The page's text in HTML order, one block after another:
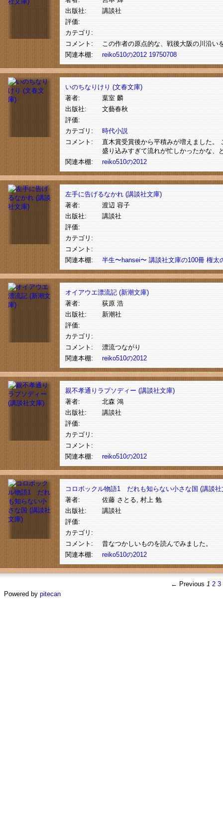
出版社:
講談社
評価:
カテゴリ:
コメント:
この作者の原点的な、戦後大阪の川沿い
関連本棚:
reiko510の2012 19750708
いのちなりけり (文春文庫)
著者:
葉室 麟
出版社:
文藝春秋
評価:
カテゴリ:
時代小説
コメント:
直木賞受賞後から平積みが増えました。
盛り込みすぎて流れが忙しかったかな、
関連本棚:
reiko510の2012
左手に告げるなかれ (講談社文庫)
著者:
渡辺 容子
出版社:
講談社
評価:
カテゴリ:
コメント:
関連本棚:
半生〜hansei〜 講談社文庫の100冊 権太
オイアウエ漂流記 (新潮文庫)
著者:
荻原 浩
出版社:
新潮社
評価:
カテゴリ:
コメント:
漂流つながり
関連本棚:
reiko510の2012
親不孝通りラプソディー (講談社文庫)
著者:
北森 鴻
出版社:
講談社
評価:
カテゴリ:
コメント:
関連本棚:
reiko510の2012
コロボックル物語1 だれも知らない小さな国 (講談社
著者:
佐藤 さとる, 村上 勉
出版社:
講談社
評価:
カテゴリ:
コメント:
昔なつかしいものを読んでみました。
関連本棚:
reiko510の2012
← Previous 1 2 3
Powered by pitecan